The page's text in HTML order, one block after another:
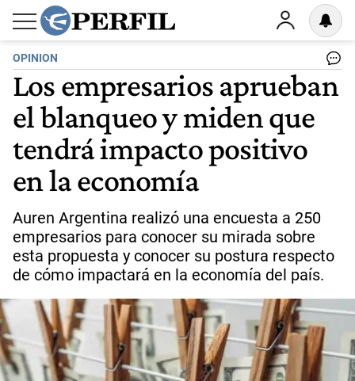
OPINION
Los empresarios aprueban
el blanqueo y miden que
tendrá impacto positivo
en la economía
Auren Argentina realizó una encuesta a 250
empresarios para conocer su mirada sobre
esta propuesta y conocer su postura respecto
de cómo impactará en la economía del país.